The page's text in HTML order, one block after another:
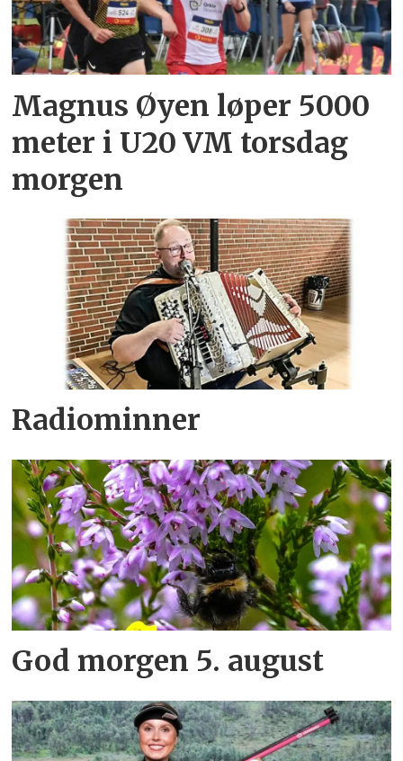
Magnus Øyen løper 5000
meter i U20 VM torsdag
morgen
Radiominner
God morgen 5. august